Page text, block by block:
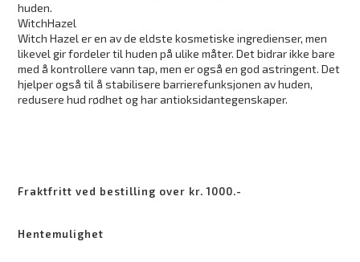
huden.
WitchHazel
Witch Hazel er en av de eldste kosmetiske ingredienser, men
likevel gir fordeler til huden på ulike måter. Det bidrar ikke bare
med å kontrollere vann tap, men er også en godastringent. Det
hjelper også til å stabilisere barrierefunksjonen av huden,
redusere hudrødhetog har antioksidantegenskaper.
Fraktfritt ved bestilling over kr. 1000.-
Hentemulighet